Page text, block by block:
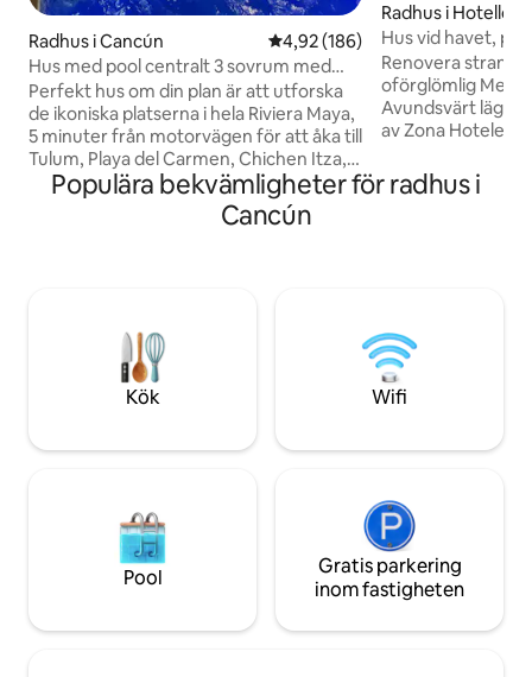
Radhus i Cancún 4,92 av 5 i genomsnittligt
4,92 (186)
Hus med pool centralt 3 sovrum med
badrum nära ZH-bron
Perfekt hus om din plan är att utforska
de ikoniska platserna i hela Riviera Maya,
5 minuter från motorvägen för att åka till
Tulum, Playa del Carmen, Chichen Itza,
etc. På 3 minuter kan du nå den nya
Nichupte-bron som korsar lagunen, och
du kan nå Hotel Zone på 10 minuter med
för din bil är gatan avstängd med en
elektrisk grind som öppnas med
fjärrkontroll.
Radhus i
Hus vid havet,
till stranden
Renovera
oförglömlig Mex-
Avundsvärt läge
av Zona Hotelera
Karibien för
moderna
uteplats, lagun
solnedgången.
Populära bekvämligheter för radhus i
Cancún
Kök Wifi
Pool
Gratis parkering
inom fastigheten